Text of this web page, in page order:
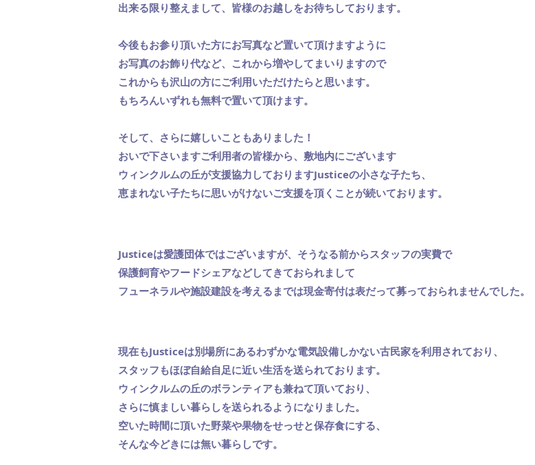
出来る限り整えまして、皆様のお越しをお待ちしております。
今後もお参り頂いた方にお写真など置いて頂けますように
お写真のお飾り代など、これから増やしてまいりますので
これからも沢山の方にご利用いただけたらと思います。
もちろんいずれも無料で置いて頂けます。
そして、さらに嬉しいこともありました！
おいで下さいますご利用者の皆様から、敷地内にございます
ウィンクルムの丘が支援協力しておりますJusticeの小さな子たち、
恵まれない子たちに思いがけないご支援を頂くことが続いております。
Justiceは愛護団体ではございますが、そうなる前からスタッフの実費で
保護飼育やフードシェアなどしてきておられまして
フューネラルや施設建設を考えるまでは現金寄付は表だって募っておられませんでした。
現在もJusticeは別場所にあるわずかな電気設備しかない古民家を利用されており、
スタッフもほぼ自給自足に近い生活を送られております。
ウィンクルムの丘のボランティアも兼ねて頂いており、
さらに慎ましい暮らしを送られるようになりました。
空いた時間に頂いた野菜や果物をせっせと保存食にする、
そんな今どきには無い暮らしです。